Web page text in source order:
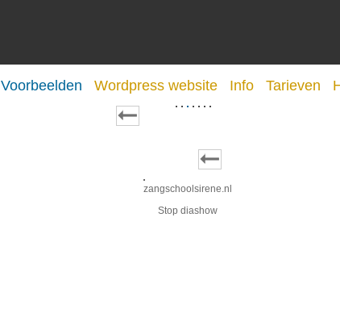
Voorbeelden Wordpress website Info Tarieven
zangschoolsirene.nl
Stop diashow